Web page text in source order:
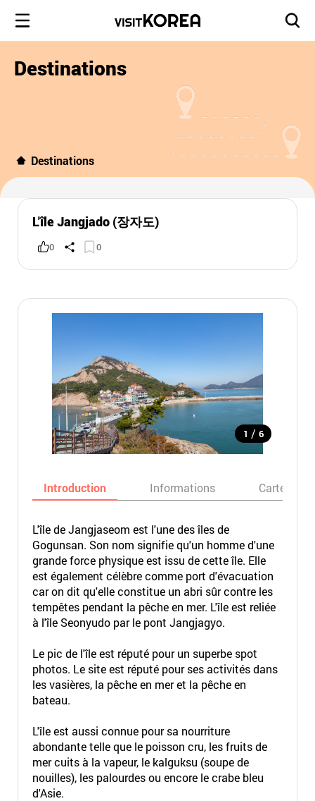
Destinations
Destinations
L'île Jangjado (장자도)
0 0
1 / 6
Introduction Informations Carte
L'île de Jangjaseom est l'une des îles de
Gogunsan. Son nom signifie qu'un homme d'une
grande force physique est issu de cette île. Elle
est également célèbre comme port d'évacuation
car on dit qu'elle constitue un abri sûr contre les
tempêtes pendant la pêche en mer. L'île est reliée
à l'île Seonyudo par le pont Jangjagyo.
Le pic de l'île est réputé pour un superbe spot
photos. Le site est réputé pour ses activités dans
les vasières, la pêche en mer et la pêche en
bateau.
L'île est aussi connue pour sa nourriture
abondante telle que le poisson cru, les fruits de
mer cuits à la vapeur, le kalguksu (soupe de
nouilles), les palourdes ou encore le crabe bleu
d'Asie.